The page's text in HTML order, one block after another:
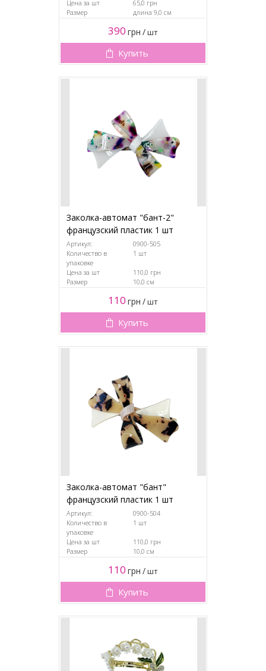
Цена за шт
65,0 грн
Размер
длина 9,0 см
390 грн /шт
Купить
Заколка-автомат "бант-2"
французский пластик 1 шт
Артикул:
0900-505
Количество в
упаковке
1 шт
Цена за шт
110,0 грн
Размер
10,0 см
110 грн /шт
Купить
Заколка-автомат "бант"
французский пластик 1 шт
Артикул:
0900-504
Количество в
упаковке
1 шт
Цена за шт
110,0 грн
Размер
10,0 см
110 грн /шт
Купить